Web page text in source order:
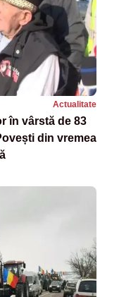
Actualitate
în vârstă de 83
din vremea